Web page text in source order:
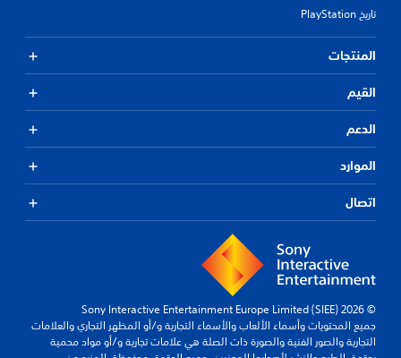
تاريخ PlayStation
المنتجات
القيم
الدعم
الموارد
اتصال
© 2026 Sony Interactive Entertainment Europe Limited (SIEE)
جميع المحتويات وأسماء الألعاب والأسماء التجارية و/أو المظهر التجاري والعلامات
التجارية والصور الفنية والصورة ذات الصلة هي علامات تجارية و/أو مواد محمية